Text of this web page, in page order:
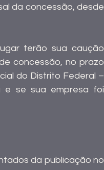
da concessão, desde
terão sua caução
concessão, no prazo
do Distrito Federal –
e se sua empresa foi
da publicação no